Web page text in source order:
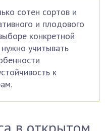
сотен сортов и
и плодового
конкретной
учитывать
к